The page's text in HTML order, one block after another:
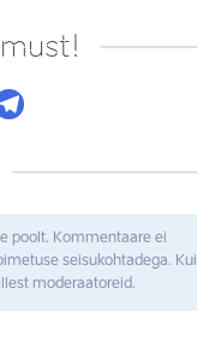
poolt. Kommentaare ei
seisukohtadega. Kui
moderaatoreid.